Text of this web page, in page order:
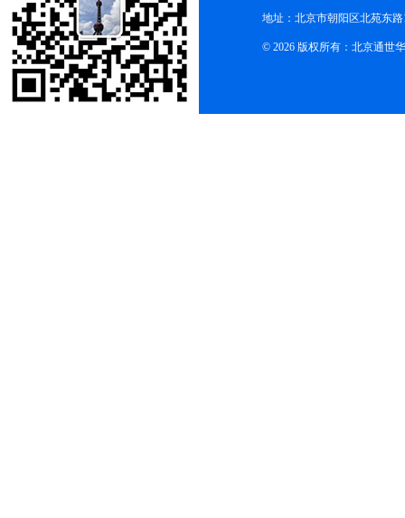
地址：北京市朝阳区北苑东路
© 2026 版权所有：北京通世